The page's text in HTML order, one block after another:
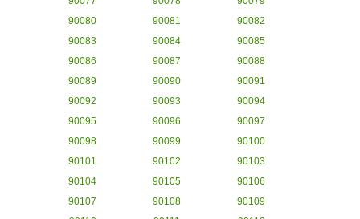
90080
90081
90082
90083
90084
90085
90086
90087
90088
90089
90090
90091
90092
90093
90094
90095
90096
90097
90098
90099
90100
90101
90102
90103
90104
90105
90106
90107
90108
90109